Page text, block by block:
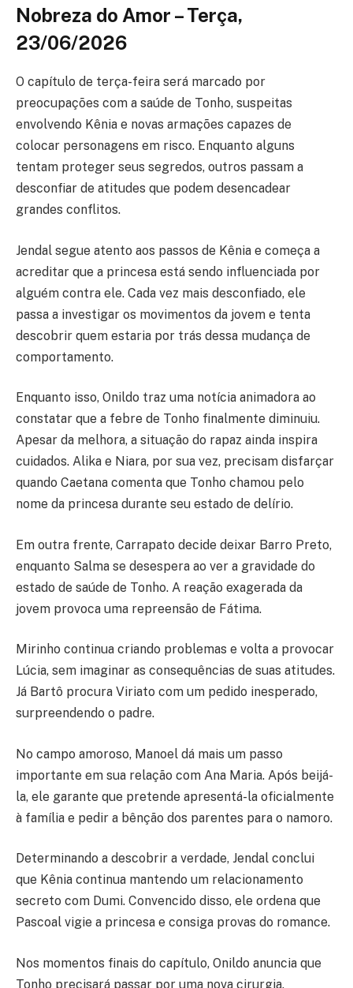
Nobreza do Amor – Terça,
23/06/2026
O capítulo de terça-feira será marcado por
preocupações com a saúde de Tonho, suspeitas
envolvendo Kênia e novas armações capazes de
colocar personagens em risco. Enquanto alguns
tentam proteger seus segredos, outros passam a
desconfiar de atitudes que podem desencadear
grandes conflitos.
Jendal segue atento aos passos de Kênia e começa a
acreditar que a princesa está sendo influenciada por
alguém contra ele. Cada vez mais desconfiado, ele
passa a investigar os movimentos da jovem e tenta
descobrir quem estaria por trás dessa mudança de
comportamento.
Enquanto isso, Onildo traz uma notícia animadora ao
constatar que a febre de Tonho finalmente diminuiu.
Apesar da melhora, a situação do rapaz ainda inspira
cuidados. Alika e Niara, por sua vez, precisam disfarçar
quando Caetana comenta que Tonho chamou pelo
nome da princesa durante seu estado de delírio.
Em outra frente, Carrapato decide deixar Barro Preto,
enquanto Salma se desespera ao ver a gravidade do
estado de saúde de Tonho. A reação exagerada da
jovem provoca uma repreensão de Fátima.
Mirinho continua criando problemas e volta a provocar
Lúcia, sem imaginar as consequências de suas atitudes.
Já Bartô procura Viriato com um pedido inesperado,
surpreendendo o padre.
No campo amoroso, Manoel dá mais um passo
importante em sua relação com Ana Maria. Após beijá-
la, ele garante que pretende apresentá-la oficialmente
à família e pedir a bênção dos parentes para o namoro.
Determinando a descobrir a verdade, Jendal conclui
que Kênia continua mantendo um relacionamento
secreto com Dumi. Convencido disso, ele ordena que
Pascoal vigie a princesa e consiga provas do romance.
Nos momentos finais do capítulo, Onildo anuncia que
Tonho precisará passar por uma nova cirurgia.